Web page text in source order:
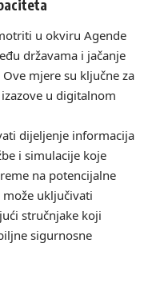
u okviru Agende
državama i jačanje
mjere su ključne za
u digitalnom
dijeljenje informacija
i simulacije koje
na potencijalne
može uključivati
stručnjake koji
sigurnosne